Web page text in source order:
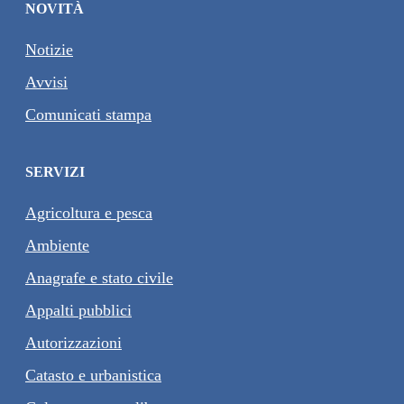
NOVITÀ
Notizie
Avvisi
Comunicati stampa
SERVIZI
Agricoltura e pesca
Ambiente
Anagrafe e stato civile
Appalti pubblici
Autorizzazioni
Catasto e urbanistica